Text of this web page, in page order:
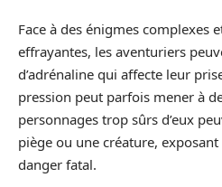
Face à des énigmes complexes
effrayantes, les aventuriers
d’adrénaline qui affecte leur
pression peut parfois mener à
personnages trop sûrs d’eux
piège ou une créature,
danger fatal.